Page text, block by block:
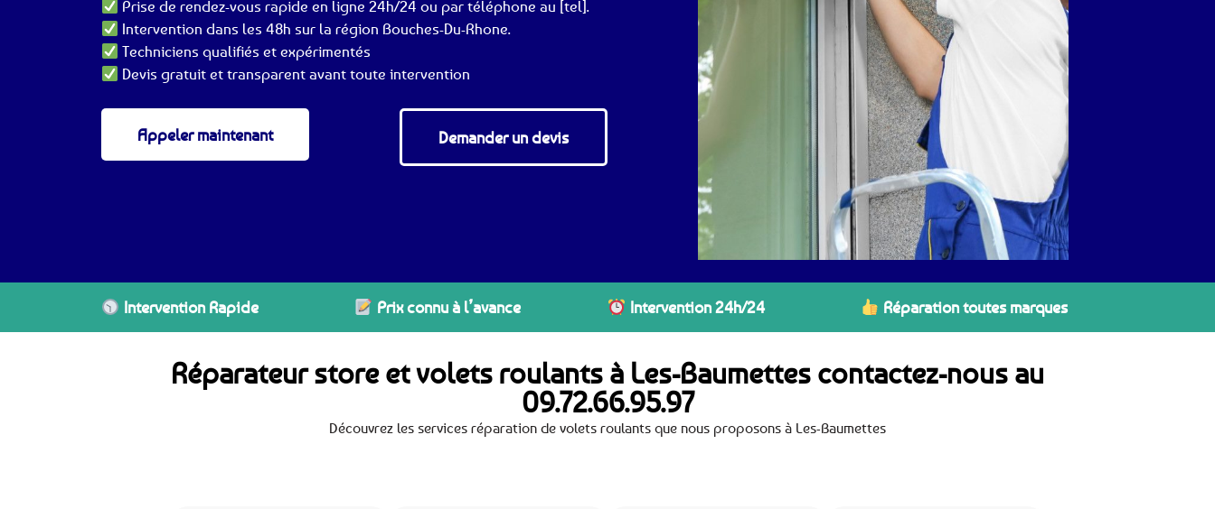
Prise de rendez-vous rapide en ligne 24h/24 ou par téléphone au [tel].
Intervention dans les 48h sur la région Bouches-Du-Rhone.
Techniciens qualifiés et expérimentés
Devis gratuit et transparent avant toute intervention
Appeler maintenant Demander un devis
Intervention Rapide Prix connu à l’avance Intervention 24h/24 Réparation toutes marques
Réparateur store et volets roulants à Les-Baumettes contactez-nous au
09.72.66.95.97
Découvrez les services réparation de volets roulants que nous proposons à Les-Baumettes